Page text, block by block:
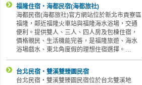
福隆住宿‧海都民宿(海都旅社)
海都民宿(海都旅社)官方網站位於新北市貢寮區
福隆，鄰近福隆火車站與福隆海水浴場，交通
便利。提供雙人、三人、四人房及包棟住宿，
價格親民、生活機能完善，是福隆旅遊、海水
浴場戲水、東北角度假的理想住宿選擇。…
台北民宿‧雙溪雙臻園民宿
台北民宿‧雙溪雙臻園民宿位於台北雙溪地